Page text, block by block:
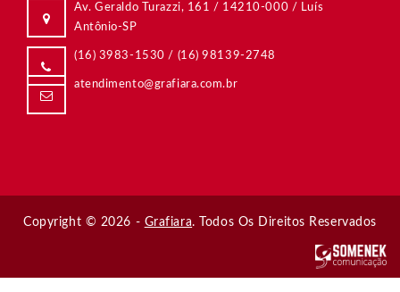
Rua Dom Duarte Leopoldo e Silva, 315 / Centro
09015-560 / Santo André-SP
(11) 4438-4099 /
Copyright © 2026 - Grafiara. Todos Os Direitos Reservados